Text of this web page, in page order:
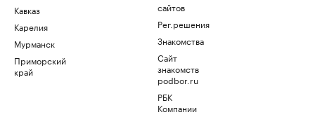
Кавказ
Карелия
Мурманск
Приморский
край
сайтов
Рег.решения
Знакомства
Сайт
знакомств
podbor.ru
РБК
Компании